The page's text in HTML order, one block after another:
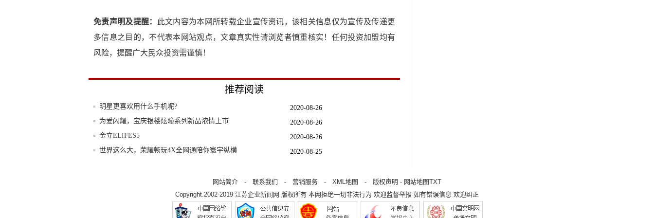
免责声明及提醒：
此文内容为本网所转载企业宣传资讯，该相关信息仅为宣传及传递更
多信息之目的，不代表本网站观点，文章真实性请浏览者慎重核实！任何投资加盟均有
风险，提醒广大民众投资需谨慎！
推荐阅读
2020-08-26
明星更喜欢用什么手机呢?
2020-08-26
为爱闪耀，宝庆银楼炫瞳系列新品浓情上市
2020-08-26
金立ELIFES5
2020-08-25
世界这么大，荣耀畅玩4X全网通陪你寰宇纵横
2020-08-26
只是多2GB RAM? 大神F1极速版对比魅网站简介 - 联系我们 - 营销服务 - XML地图 - 版权声明 - 网站地图TXT
Copyright.2002-2019 江苏企业新闻网 版权所有 本网拒绝一切非法行为 欢迎监督举报 如有错误信息 欢迎纠正